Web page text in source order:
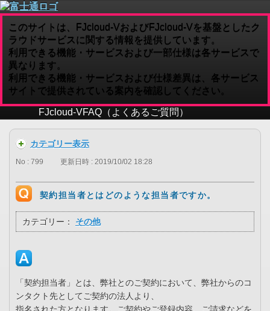
このサイトは、FJcloud-VおよびFJcloud-Vを基盤としたク
ラウドサービスに関する情報を提供しています。
利用できる機能・サービスおよび一部仕様は各サービスで
異なります。
利用できる機能・サービスおよび仕様差異は、各サービス
サイトで提供されている案内を確認してください。
FJcloud-VFAQ（よくあるご質問）
カテゴリー表示
No : 799 更新日時 : 2019/10/02 18:28
契約担当者とはどのような担当者ですか。
カテゴリー： その他
「契約担当者」とは、弊社とのご契約において、弊社からのコ
ンタクト先としてご契約の法人より、